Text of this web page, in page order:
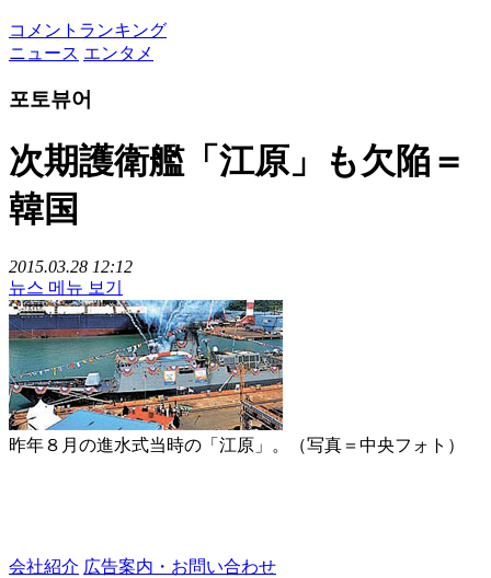
コメントランキング
ニュース エンタメ
포토뷰어
次期護衛艦「江原」も欠陥＝
韓国
2015.03.28 12:12
뉴스 메뉴 보기
昨年８月の進水式当時の「江原」。（写真＝中央フォト）
会社紹介 広告案内・お問い合わせ